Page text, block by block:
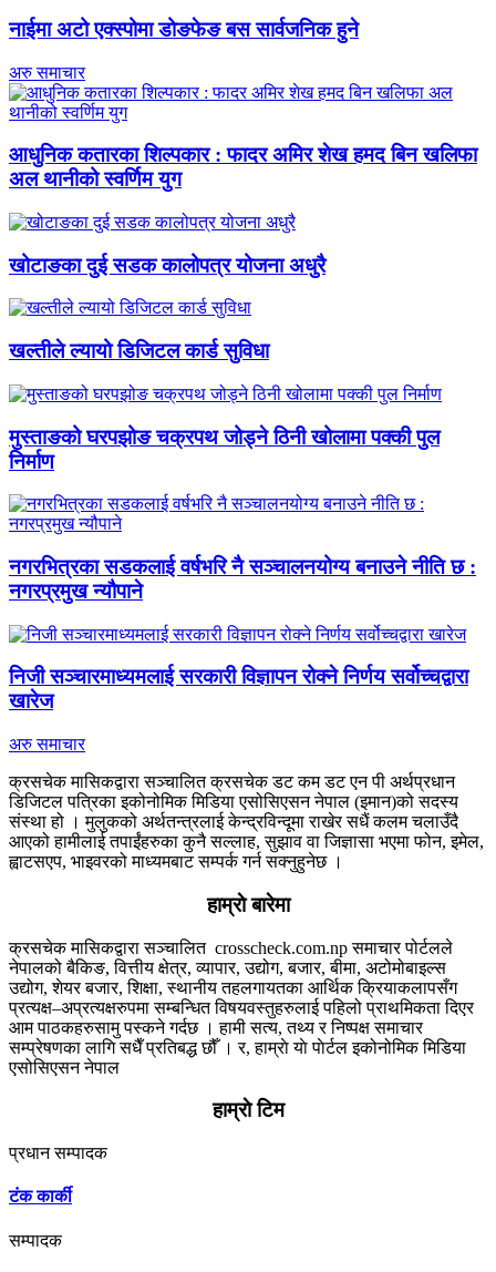
नाईमा अटो एक्स्पोमा डोङफेङ बस सार्वजनिक हुने
अरु समाचार
आधुनिक कतारका शिल्पकार : फादर अमिर शेख हमद बिन खलिफा
अल थानीको स्वर्णिम युग
खोटाङका दुई सडक कालोपत्र योजना अधुरै
खल्तीले ल्यायो डिजिटल कार्ड सुविधा
मुस्ताङको घरपझोङ चक्रपथ जोड्ने ठिनी खोलामा पक्की पुल
निर्माण
नगरभित्रका सडकलाई वर्षभरि नै सञ्चालनयोग्य बनाउने नीति छ :
नगरप्रमुख न्यौपाने
निजी सञ्चारमाध्यमलाई सरकारी विज्ञापन रोक्ने निर्णय सर्वोच्चद्वारा
खारेज
अरु समाचार
क्रसचेक मासिकद्वारा सञ्चालित क्रसचेक डट कम डट एन पी अर्थप्रधान
डिजिटल पत्रिका इकोनोमिक मिडिया एसोसिएसन नेपाल (इमान)को सदस्य
संस्था हो । मुलुकको अर्थतन्त्रलाई केन्द्रविन्दूमा राखेर सधैं कलम चलाउँदै
आएको हामीलाई तपाईंहरुका कुनै सल्लाह, सुझाव वा जिज्ञासा भएमा फोन, इमेल,
ह्वाटसएप, भाइवरको माध्यमबाट सम्पर्क गर्न सक्नुहुनेछ ।
हाम्राे बारेमा
क्रसचेक मासिकद्वारा सञ्चालित crosscheck.com.np समाचार पोर्टलले
नेपालको बैकिङ, वित्तीय क्षेत्र, व्यापार, उद्योग, बजार, बीमा, अटोमोबाइल्स
उद्योग, शेयर बजार, शिक्षा, स्थानीय तहलगायतका आर्थिक क्रियाकलापसँग
प्रत्यक्ष–अप्रत्यक्षरुपमा सम्बन्धित विषयवस्तुहरुलाई पहिलो प्राथमिकता दिएर
आम पाठकहरुसामु पस्कने गर्दछ । हामी सत्य, तथ्य र निष्पक्ष समाचार
सम्प्रेषणका लागि सधैँ प्रतिबद्ध छौँ । र, हाम्राे याे पाेर्टल इकोनोमिक मिडिया
एसोसिएसन नेपाल
हाम्राे टिम
प्रधान सम्पादक
टंक कार्की
सम्पादक